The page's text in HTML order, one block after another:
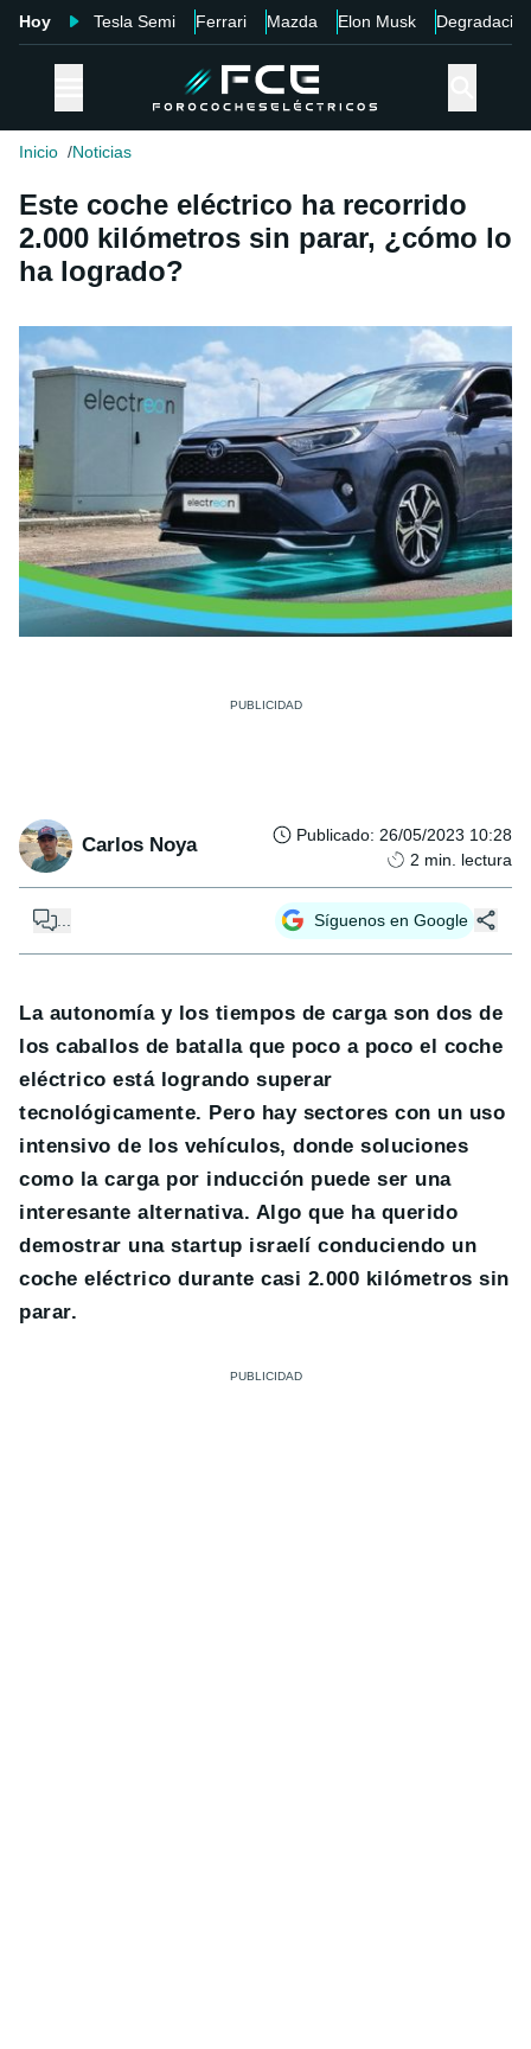
Hoy Tesla Semi Ferrari Mazda Elon Musk Degradación
Inicio Noticias
Este coche eléctrico ha recorrido
2.000 kilómetros sin parar, ¿cómo lo
ha logrado?
Carlos Noya Publicado: 26/05/2023 10:28
2 min. lectura
Síguenos en Google
La autonomía y los tiempos de carga son dos de
los caballos de batalla que poco a poco el coche
eléctrico está logrando superar
tecnológicamente. Pero hay sectores con un uso
intensivo de los vehículos, donde soluciones
como la carga por inducción puede ser una
interesante alternativa. Algo que ha querido
demostrar una startup israelí conduciendo un
coche eléctrico durante casi 2.000 kilómetros sin
parar.